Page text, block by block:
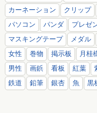
カーネーション
クリップ
パソコン
パンダ プレゼ
マスキングテープ
メダル
女性
巻物 掲示板 月桂
男性
画鋲 看板 紅葉
鉄道
鉛筆 銀杏 魚 黒